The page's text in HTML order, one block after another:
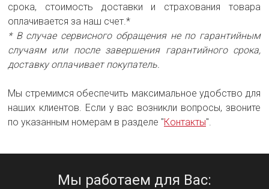
срока, стоимость доставки и страхования товара
оплачивается за наш счет.*
* В случае сервисного обращения не по гарантийным
случаям или после завершения гарантийного срока,
доставку оплачивает покупатель.
Мы стремимся обеспечить максимальное удобство для
наших клиентов. Если у вас возникли вопросы, звоните
по указанным номерам в разделе "Контакты".
Мы работаем для Вас: